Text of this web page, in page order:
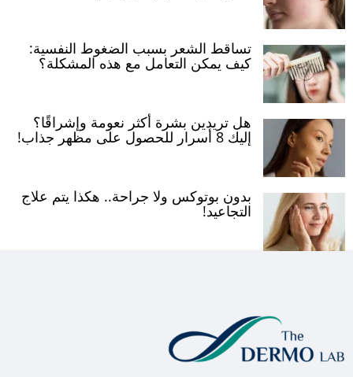
تساقط الشعر بسبب الضغوط النفسية:
كيف يمكن التعامل مع هذه المشكلة؟
هل تريدين بشرة أكثر نعومة وإشراقًا؟
إليك 8 أسرار للحصول على مظهر جذاب!
بدون بوتوكس ولا جراحة.. هكذا يتم علاج
التجاعيد!